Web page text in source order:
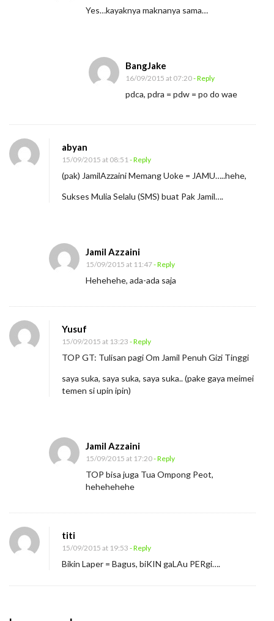
Yes…kayaknya maknanya sama…
BangJake
16/09/2015 at 07:20- Reply
pdca, pdra = pdw = po do wae
abyan
15/09/2015 at 08:51- Reply
(pak) JamilAzzaini Memang Uoke = JAMU…..hehe,
Sukses Mulia Selalu (SMS) buat Pak Jamil….
Jamil Azzaini
15/09/2015 at 11:47- Reply
Hehehehe, ada-ada saja
Yusuf
15/09/2015 at 13:23 - Reply
TOP GT: Tulisan pagi Om Jamil Penuh Gizi Tinggi
saya suka, saya suka, saya suka.. (pake gaya meimei
temen si upin ipin)
Jamil Azzaini
15/09/2015 at 17:20- Reply
TOP bisa juga Tua Ompong Peot,
hehehehehe
titi
15/09/2015 at 19:53 - Reply
Bikin Laper = Bagus, biKIN gaLAu PERgi….